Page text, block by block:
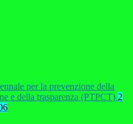
per la prevenzione della
e della trasparenza (PTPCT) 2